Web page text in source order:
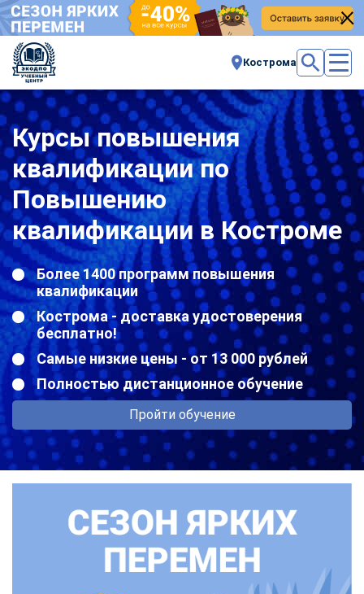
Кострома
Курсы повышения
квалификации по
Повышению
квалификации в Костроме
Более 1400 программ повышения
квалификации
Кострома - доставка удостоверения
бесплатно!
Самые низкие цены - от 13 000 рублей
Полностью дистанционное обучение
Пройти обучение